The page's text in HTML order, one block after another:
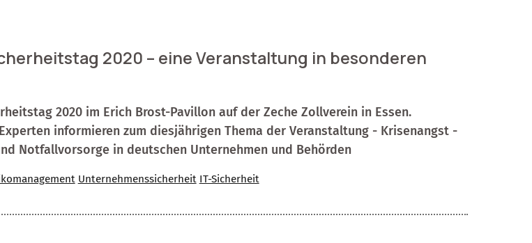
2020 – eine Veranstaltung in besonderen
2020 im Erich Brost-Pavillon auf der Zeche Zollverein in Essen.
informieren zum diesjährigen Thema der Veranstaltung - Krisenangst -
Notfallvorsorge in deutschen Unternehmen und Behörden
Unternehmenssicherheit IT-Sicherheit